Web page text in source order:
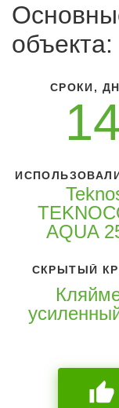
объекта:
СРОКИ,
AQUA
СКРЫТЫЙ